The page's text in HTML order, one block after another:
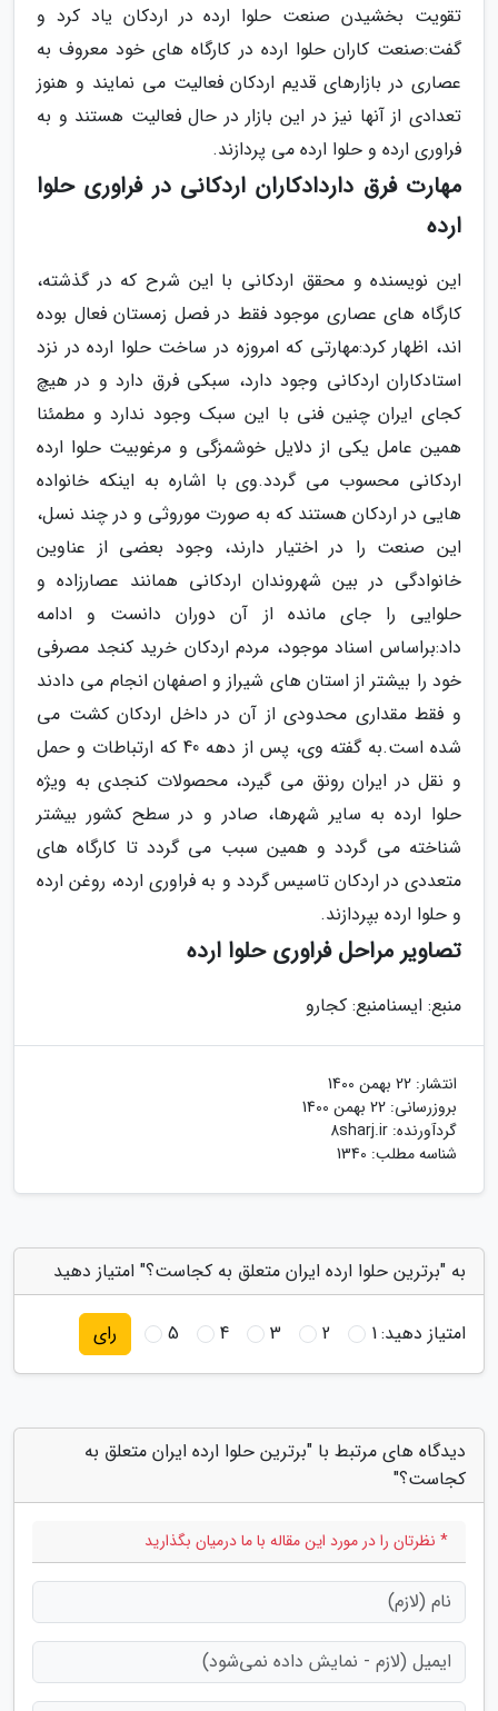
تقویت بخشیدن صنعت حلوا ارده در اردکان یاد کرد و
گفت:صنعت کاران حلوا ارده در کارگاه های خود معروف به
عصاری در بازارهای قدیم اردکان فعالیت می نمایند و هنوز
تعدادی از آنها نیز در این بازار در حال فعالیت هستند و به
فراوری ارده و حلوا ارده می پردازند.
مهارت فرق داردادکاران اردکانی در فراوری حلوا
ارده
این نویسنده و محقق اردکانی با این شرح که در گذشته،
کارگاه های عصاری موجود فقط در فصل زمستان فعال بوده
اند، اظهار کرد:مهارتی که امروزه در ساخت حلوا ارده در نزد
استادکاران اردکانی وجود دارد، سبکی فرق دارد و در هیچ
کجای ایران چنین فنی با این سبک وجود ندارد و مطمئنا
همین عامل یکی از دلایل خوشمزگی و مرغوبیت حلوا ارده
اردکانی محسوب می گردد.وی با اشاره به اینکه خانواده
هایی در اردکان هستند که به صورت موروثی و در چند نسل،
این صنعت را در اختیار دارند، وجود بعضی از عناوین
خانوادگی در بین شهروندان اردکانی همانند عصارزاده و
حلوایی را جای مانده از آن دوران دانست و ادامه
داد:براساس اسناد موجود، مردم اردکان خرید کنجد مصرفی
خود را بیشتر از استان های شیراز و اصفهان انجام می دادند
و فقط مقداری محدودی از آن در داخل اردکان کشت می
شده است.به گفته وی، پس از دهه 40 که ارتباطات و حمل
و نقل در ایران رونق می گیرد، محصولات کنجدی به ویژه
حلوا ارده به سایر شهرها، صادر و در سطح کشور بیشتر
شناخته می گردد و همین سبب می گردد تا کارگاه های
متعددی در اردکان تاسیس گردد و به فراوری ارده، روغن ارده
و حلوا ارده بپردازند.
تصاویر مراحل فراوری حلوا ارده
منبع: ایسنامنبع: کجارو
انتشار: 22 بهمن 1400
بروزرسانی: 22 بهمن 1400
گردآورنده: 8sharj.ir
شناسه مطلب: 1340
به "برترین حلوا ارده ایران متعلق به کجاست؟" امتیاز دهید
امتیاز دهید:1
2
3
4
5 رای
دیدگاه های مرتبط با "برترین حلوا ارده ایران متعلق به
کجاست؟"
* نظرتان را در مورد این مقاله با ما درمیان بگذارید